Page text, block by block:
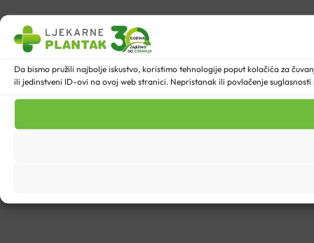
Da bismo pružili najbolje iskustvo, koristimo tehnologije poput kolačića za
ili jedinstveni ID-ovi na ovoj web stranici. Nepristanak ili povlačenje